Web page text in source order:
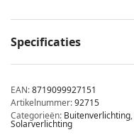
Specificaties
EAN:8719099927151
Artikelnummer:92715
Categorieën: Buitenverlichting,
Solarverlichting